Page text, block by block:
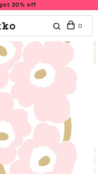
20% off
0